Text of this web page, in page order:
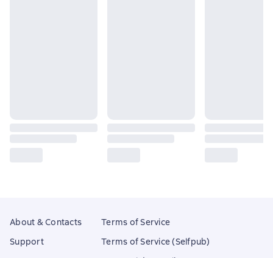
About & Contacts
Support
Terms of Service
Terms of Service (Selfpub)